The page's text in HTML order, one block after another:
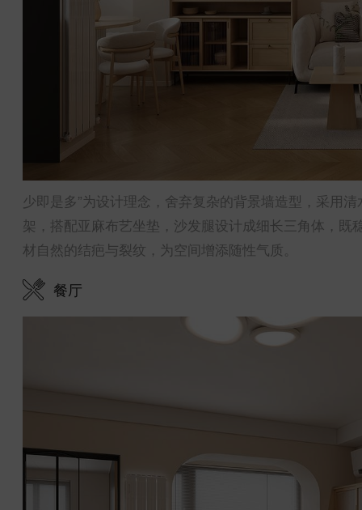
少即是多”为设计理念，舍弃复杂的背景墙造型，采用
架，搭配亚麻布艺坐垫，沙发腿设计成细长三角体，
材自然的结疤与裂纹，为空间增添随性气质。
餐厅